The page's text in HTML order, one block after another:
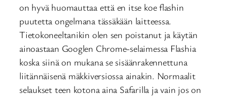
on hyvä huomauttaa että en itse koe flashin
puutetta ongelmana tässäkään laitteessa.
Tietokoneeltanikin olen sen poistanut ja käytän
ainoastaan Googlen Chrome-selaimessa Flashia
koska siinä on mukana se sisäänrakennettuna
liitännäisenä mäkkiversiossa ainakin. Normaalit
selaukset teen kotona aina Safarilla ja vain jos on